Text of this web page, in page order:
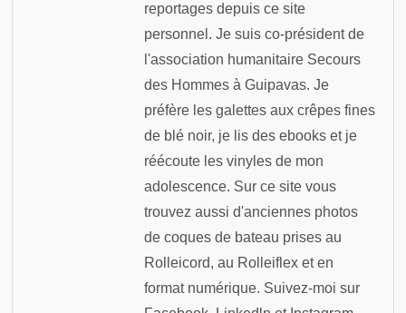
reportages depuis ce site
personnel. Je suis co-président de
l'association humanitaire Secours
des Hommes à Guipavas. Je
préfère les galettes aux crêpes fines
de blé noir, je lis des ebooks et je
réécoute les vinyles de mon
adolescence. Sur ce site vous
trouvez aussi d'anciennes photos
de coques de bateau prises au
Rolleicord, au Rolleiflex et en
format numérique. Suivez-moi sur